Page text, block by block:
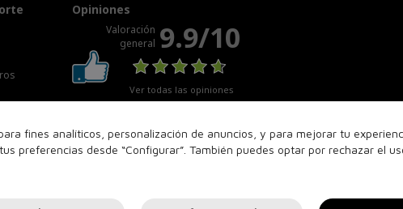
fines analíticos, personalización de anuncios, y para mejorar tu
preferencias desde “Configurar”. También puedes optar por rechazar el
19:00h
Opiniones
Valoración
general 9.9/10
Ver todas las opiniones